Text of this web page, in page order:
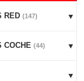
RED (147)
COCHE (44)